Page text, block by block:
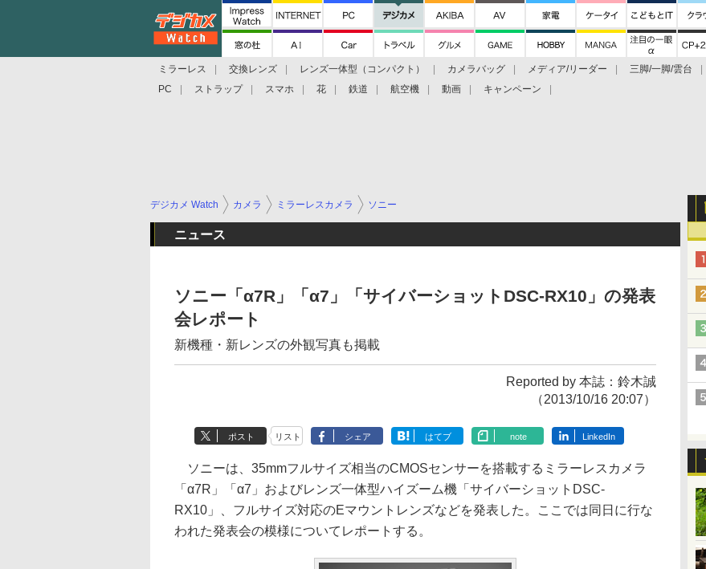
ミラーレス 交換レンズ レンズ一体型（コンパクト） カメラバッグ メディア/リーダー 三脚/一脚/雲台
PC
ストラップ スマホ 花 鉄道 航空機 動画 キャンペーン
デジカメ Watch カメラ ミラーレスカメラ ソニー
ニュース
ソニー「α7R」「α7」「サイバーショットDSC-RX10」の発表
会レポート
新機種・新レンズの外観写真も掲載
Reported by 本誌：鈴木誠
（2013/10/16 20:07）
ポスト リスト シェア はてブ note LinkedIn
ソニーは、35mmフルサイズ相当のCMOSセンサーを搭載するミラーレスカメラ
「α7R」「α7」およびレンズ一体型ハイズーム機「サイバーショットDSC-
RX10」、フルサイズ対応のEマウントレンズなどを発表した。ここでは同日に行な
われた発表会の模様についてレポートする。